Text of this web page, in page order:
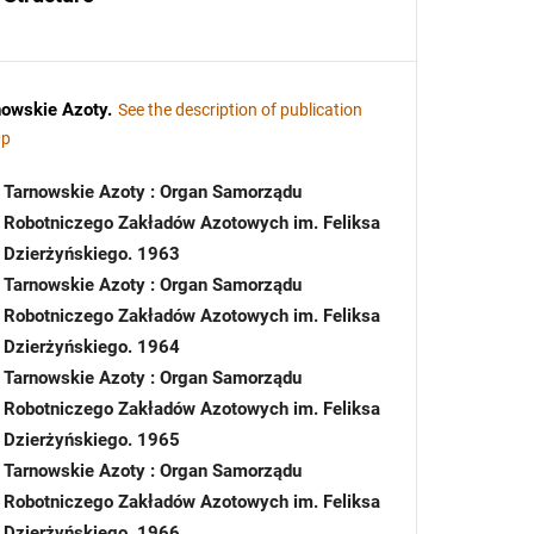
Azoty. See the description of publication
Tarnowskie Azoty : Organ Samorządu
Robotniczego Zakładów Azotowych im. Feliksa
Dzierżyńskiego. 1963
Tarnowskie Azoty : Organ Samorządu
Robotniczego Zakładów Azotowych im. Feliksa
Dzierżyńskiego. 1964
Tarnowskie Azoty : Organ Samorządu
Robotniczego Zakładów Azotowych im. Feliksa
Dzierżyńskiego. 1965
Tarnowskie Azoty : Organ Samorządu
Robotniczego Zakładów Azotowych im. Feliksa